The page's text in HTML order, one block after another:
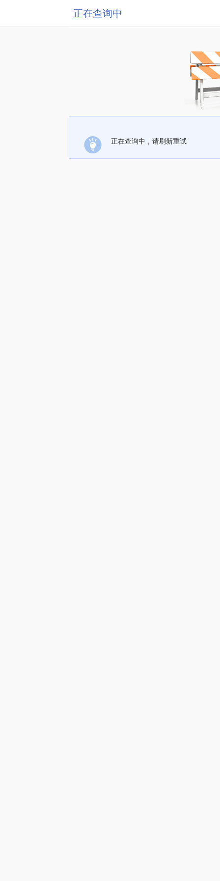
正在查询中
正在查询中，请刷新重试